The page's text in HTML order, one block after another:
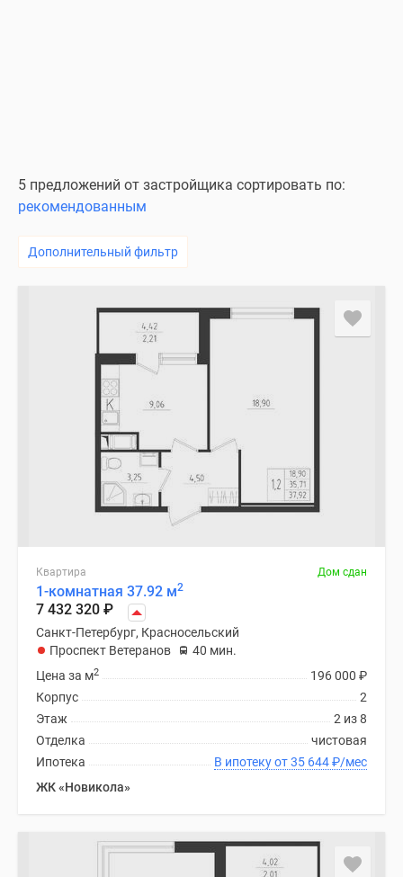
5 предложений от застройщика сортировать по:
рекомендованным
Дополнительный фильтр
Квартира Дом сдан
1-комнатная 37.92 м2
7 432 320 ₽
Санкт-Петербург, Красносельский
Проспект Ветеранов
40 мин.
196 000 ₽
Цена за м2
2
Корпус
2 из 8
Этаж
чистовая
Отделка
В ипотеку от 35 644₽/мес
Ипотека
ЖК «Новикола»